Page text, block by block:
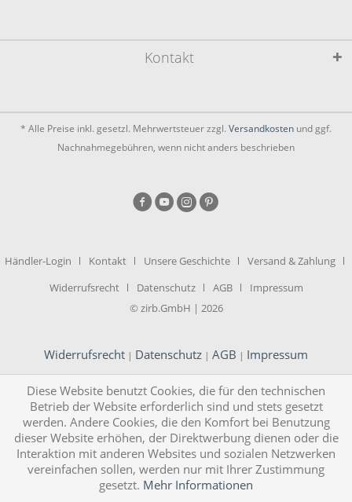
Kontakt
* Alle Preise inkl. gesetzl. Mehrwertsteuer zzgl. Versandkosten und ggf.
Nachnahmegebühren, wenn nicht anders beschrieben
Händler-Login Kontakt Unsere Geschichte
Versand & Zahlung
Widerrufsrecht
Datenschutz AGB
Impressum
© zirb.GmbH | 2026
Widerrufsrecht | Datenschutz | AGB | Impressum
Diese Website benutzt Cookies, die für den technischen
Betrieb der Website erforderlich sind und stets gesetzt
werden. Andere Cookies, die den Komfort bei Benutzung
dieser Website erhöhen, der Direktwerbung dienen oder die
Interaktion mit anderen Websites und sozialen Netzwerken
vereinfachen sollen, werden nur mit Ihrer Zustimmung
gesetzt. Mehr Informationen